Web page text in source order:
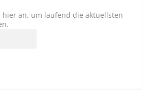
hier an, um laufend die aktuellsten